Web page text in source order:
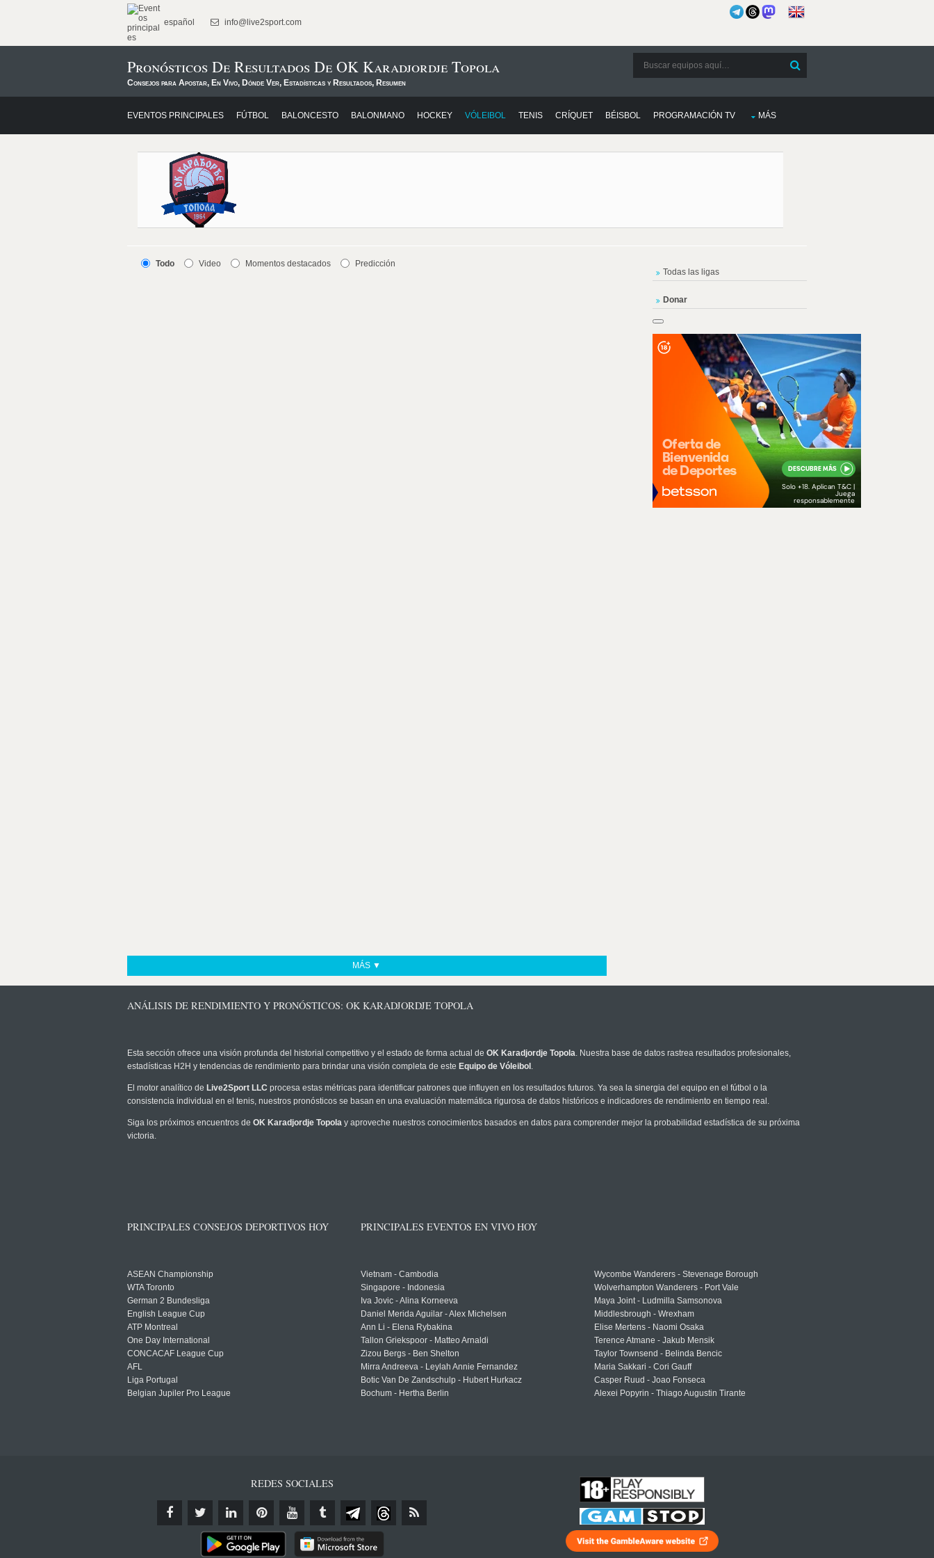
español info@live2sport.com
Pronósticos De Resultados De OK Karadjordje Topola
Consejos para Apostar, En Vivo, Dónde Ver, Estadísticas y Resultados, Resumen
EVENTOS PRINCIPALES FÚTBOL BALONCESTO BALONMANO HOCKEY VÓLEIBOL TENIS CRÍQUET BÉISBOL PROGRAMACIÓN TV MÁS
Todo Video Momentos destacados Predicción
MÁS ▼
Todas las ligas
Donar
ANÁLISIS DE RENDIMIENTO Y PRONÓSTICOS: OK KARADJORDJE TOPOLA
Esta sección ofrece una visión profunda del historial competitivo y el estado de forma actual de OK Karadjordje Topola. Nuestra base de datos rastrea resultados profesionales,
estadísticas H2H y tendencias de rendimiento para brindar una visión completa de este Equipo de Vóleibol .
El motor analítico de Live2Sport LLC procesa estas métricas para identificar patrones que influyen en los resultados futuros. Ya sea la sinergia del equipo en el fútbol o la
consistencia individual en el tenis, nuestros pronósticos se basan en una evaluación matemática rigurosa de datos históricos e indicadores de rendimiento en tiempo real.
Siga los próximos encuentros de OK Karadjordje Topola y aproveche nuestros conocimientos basados en datos para comprender mejor la probabilidad estadística de su próxima
victoria.
PRINCIPALES CONSEJOS DEPORTIVOS HOY
ASEAN Championship
WTA Toronto
German 2 Bundesliga
English League Cup
ATP Montreal
One Day International
CONCACAF League Cup
AFL
Liga Portugal
Belgian Jupiler Pro League
PRINCIPALES EVENTOS EN VIVO HOY
Vietnam - Cambodia
Singapore - Indonesia
Iva Jovic - Alina Korneeva
Daniel Merida Aguilar - Alex Michelsen
Ann Li - Elena Rybakina
Tallon Griekspoor - Matteo Arnaldi
Zizou Bergs - Ben Shelton
Mirra Andreeva - Leylah Annie Fernandez
Botic Van De Zandschulp - Hubert Hurkacz
Bochum - Hertha Berlin
Wycombe Wanderers - Stevenage Borough
Wolverhampton Wanderers - Port Vale
Maya Joint - Ludmilla Samsonova
Middlesbrough - Wrexham
Elise Mertens - Naomi Osaka
Terence Atmane - Jakub Mensik
Taylor Townsend - Belinda Bencic
Maria Sakkari - Cori Gauff
Casper Ruud - Joao Fonseca
Alexei Popyrin - Thiago Augustin Tirante
REDES SOCIALES